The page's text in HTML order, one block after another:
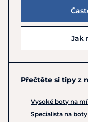
Jak
Přečtěte si tipy z
Vysoké boty na
Specialista na